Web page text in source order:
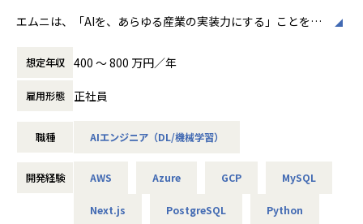
■採用ピッチ資料
asutobanku-cai-yong-pitutizi-liao
■テックブログ
【業務の変更の範囲】
【業務の変更の範囲】
せします。
- Next.js、React、FastAPI等を用いたフロントエンド・バッ
- LLM/RAG/画像認識/音声認識等を活用した機能開発
- Webアプリケーションのテスト、バグ修正、リファクタリ
- データベース設計、API設計、管理画面の開発
エムニは、「AIを、あらゆる産業の実装力にする」ことを目
日本の製造業には、熟練者の暗黙知、紙・PDF・図面・帳票
に蓄積された情報、属人的な判断プロセスなど、まだAIによ
って解決できる余地が数多く残されています。
本ポジションでは、LLM・RAG・AIエージェント・機械学習
質的な業務課題を解決するAIシステムの設計・開発・実装を
単なる技術検証やPoCにとどまらず、実際の業務で使われ、
想定年収 400 〜 800 万円／年
雇用形態 正社員
職種 AIエンジニア（DL/機械学習）
開発経験 AWS Azure GCP MySQL
Next.js PostgreSQL Python